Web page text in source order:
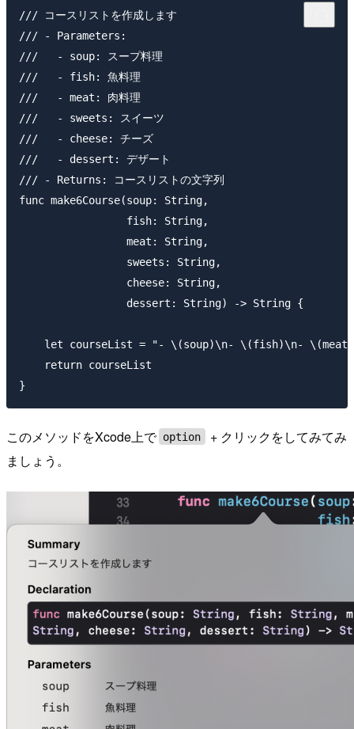
/// コースリストを作成します
/// - Parameters:
///   - soup: スープ料理
///   - fish: 魚料理
///   - meat: 肉料理
///   - sweets: スイーツ
///   - cheese: チーズ
///   - dessert: デザート
/// - Returns: コースリストの文字列
func make6Course(soup: String,
                 fish: String,
                 meat: String,
                 sweets: String,
                 cheese: String,
                 dessert: String) -> String {
let courseList = "- \(soup)\n- \(fish)\n-
    return courseList
このメソッドをXcode上で option
+ クリックをしてみてみ
ましょう。